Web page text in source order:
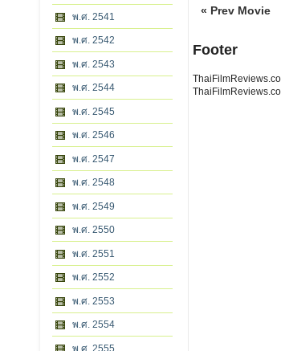
พ.ศ. 2541
พ.ศ. 2542
พ.ศ. 2543
พ.ศ. 2544
พ.ศ. 2545
พ.ศ. 2546
พ.ศ. 2547
พ.ศ. 2548
พ.ศ. 2549
พ.ศ. 2550
พ.ศ. 2551
พ.ศ. 2552
พ.ศ. 2553
พ.ศ. 2554
พ.ศ. 2555
« Prev Movie
Footer